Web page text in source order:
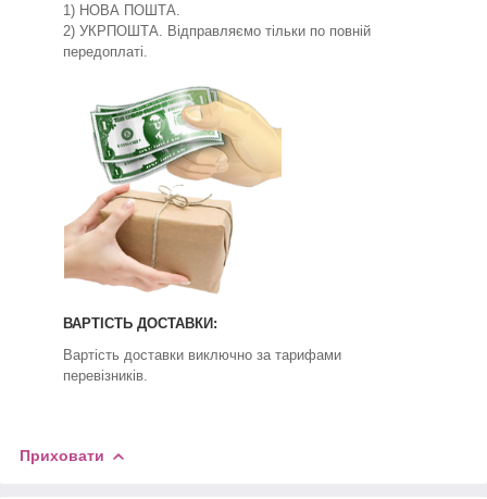
1) НОВА ПОШТА.
2) УКРПОШТА. Відправляємо тільки по повній
передоплаті.
ВАРТІСТЬ ДОСТАВКИ:
Вартість доставки виключно за тарифами
перевізників.
Приховати